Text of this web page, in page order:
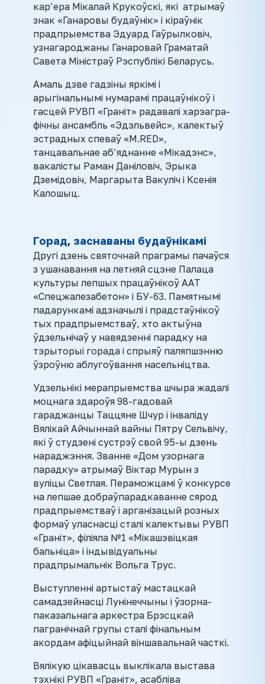
кар’ера Мікалай Крукоўскі, які атрымаў
знак «Ганаровы будаўнік» і кіраўнік
прадпрыемства Эдуард Гаўрылковіч,
узнагароджаны Ганаровай Граматай
Савета Міністраў Рэспублікі Беларусь.
Амаль дзве гадзіны яркімі і
арыгінальнымі нумарамі працаўнікоў і
гасцей РУВП «Граніт» радавалі харэагра-
фічны ансамбль «Эдэльвейс», калектыў
эстрадных спеваў «M.RED»,
танцавальнае аб’яднанне «Мікадэнс»,
вакалісты Раман Даніловіч, Эрыка
Дземідовіч, Маргарыта Вакуліч і Ксенія
Калошыц.
Горад, заснаваны будаўнікамі
Другі дзень святочнай праграмы пачаўся
з ушанавання на летняй сцэне Палаца
культуры лепшых працаўнікоў ААТ
«Спецжалезабетон» і БУ-63. Памятнымі
падарункамі адзначылі і прадстаўнікоў
тых прадпрыемстваў, хто актыўна
ўдзельнічаў у навядзенні парадку на
тэрыторыі горада і спрыяў паляпшэнню
ўзроўню аблугоўвання насельніцтва.
Удзельнікі мерапрыемства шчыра жадалі
моцнага здароўя 98-гадовай
гараджанцы Таццяне Шчур і інваліду
Вялікай Айчыннай вайны Пятру Сельвічу,
які ў студзені сустрэў свой 95-ы дзень
нараджэння. Званне «Дом узорнага
парадку» атрымаў Віктар Мурын з
вуліцы Светлая. Пераможцамі ў конкурсе
на лепшае добраўпарадкаванне сярод
прадпрыемстваў і арганізацый розных
формаў уласнасці сталі калектывы РУВП
«Граніт», філіяла №1 «Мікашэвіцкая
бальніца» і індывідуальны
прадпрымальнік Вольга Трус.
Выступленні артыстаў мастацкай
самадзейнасці Лунінеччыны і ўзорна-
паказальнага аркестра Брэсцкай
пагранічнай групы сталі фінальным
акордам афіцыйнай віншавальнай часткі.
Вялікую цікавасць выклікала выстава
тэхнікі РУВП «Граніт», асабліва